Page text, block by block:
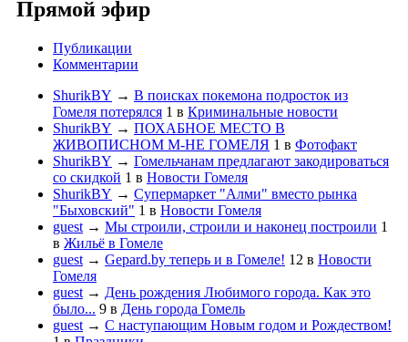
Прямой эфир
Публикации
Комментарии
ShurikBY → В поисках покемона подросток из
Гомеля потерялся 1 в Криминальные новости
ShurikBY → ПОХАБНОЕ МЕСТО В
ЖИВОПИСНОМ М-НЕ ГОМЕЛЯ 1 в Фотофакт
ShurikBY → Гомельчанам предлагают закодироваться
со скидкой 1 в Новости Гомеля
ShurikBY → Супермаркет "Алми" вместо рынка
"Быховский" 1 в Новости Гомеля
guest → Мы строили, строили и наконец построили 1
в Жильё в Гомеле
guest → Gepard.by теперь и в Гомеле! 12 в Новости
Гомеля
guest → День рождения Любимого города. Как это
было... 9 в День города Гомель
guest → С наступающим Новым годом и Рождеством!